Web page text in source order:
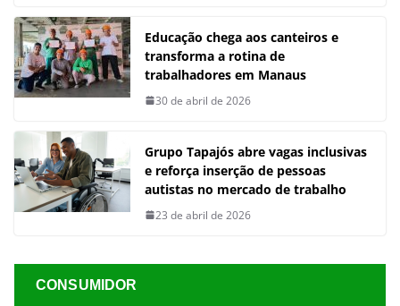
Educação chega aos canteiros e
transforma a rotina de
trabalhadores em Manaus
30 de abril de 2026
Grupo Tapajós abre vagas inclusivas
e reforça inserção de pessoas
autistas no mercado de trabalho
23 de abril de 2026
CONSUMIDOR